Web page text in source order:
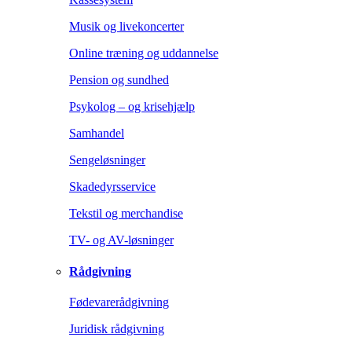
Musik og livekoncerter
Online træning og uddannelse
Pension og sundhed
Psykolog – og krisehjælp
Samhandel
Sengeløsninger
Skadedyrsservice
Tekstil og merchandise
TV- og AV-løsninger
Rådgivning
Fødevarerådgivning
Juridisk rådgivning